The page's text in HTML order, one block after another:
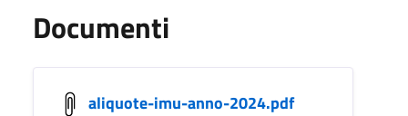
Documenti
aliquote-imu-anno-2024.pdf